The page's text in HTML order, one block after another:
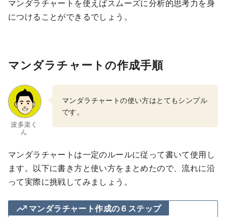
マンダラチャートを使えばスムーズに分析的思考力を身
につけることができるでしょう。
マンダラチャートの作成手順
波多楽く
ん
マンダラチャートの使い方はとてもシンプル
です。
マンダラチャートは一定のルールに従って書いて使用し
ます。以下に書き方と使い方をまとめたので、流れに沿
って実際に挑戦してみましょう。
マンダラチャート作成の６ステップ